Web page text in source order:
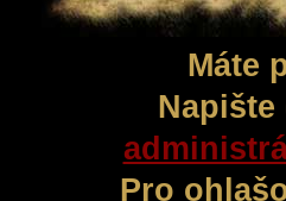
Máte
Napište
Pro